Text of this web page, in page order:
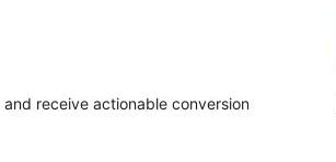
receive actionable conversion